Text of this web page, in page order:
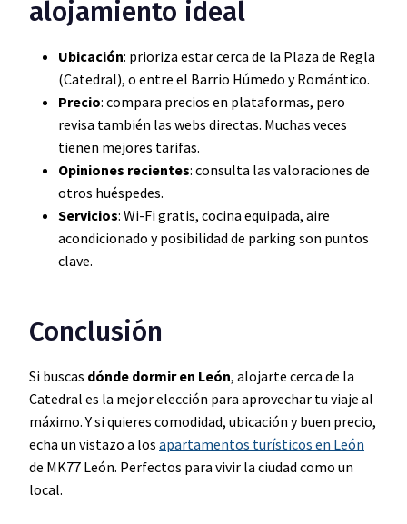
alojamiento ideal
Ubicación: prioriza estar cerca de la Plaza de Regla
(Catedral), o entre el Barrio Húmedo y Romántico.
Precio: compara precios en plataformas, pero
revisa también las webs directas. Muchas veces
tienen mejores tarifas.
Opiniones recientes: consulta las valoraciones de
otros huéspedes.
Servicios: Wi-Fi gratis, cocina equipada, aire
acondicionado y posibilidad de parking son puntos
clave.
Conclusión
Si buscas dónde dormir en León, alojarte cerca de la
Catedral es la mejor elección para aprovechar tu viaje al
máximo. Y si quieres comodidad, ubicación y buen precio,
echa un vistazo a los apartamentos turísticos en León
de MK77 León. Perfectos para vivir la ciudad como un
local.